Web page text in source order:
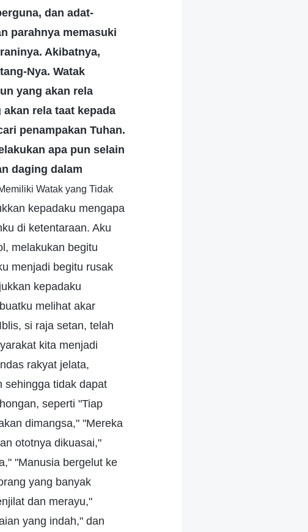
dan adat-
parahnya memasuki
Akibatnya,
Nya. Watak
yang akan rela
rela taat kepada
penampakan Tuhan.
apa pun selain
daging dalam
Watak yang Tidak
kepadaku mengapa
di ketentaraan. Aku
melakukan begitu
menjadi begitu rusak
kepadaku
melihat akar
si raja setan, telah
kita menjadi
rakyat jelata,
sehingga tidak dapat
seperti "Tiap
dimangsa," "Mereka
ototnya dikuasai,"
"Manusia bergelut ke
yang banyak
dan merayu,"
yang indah," dan